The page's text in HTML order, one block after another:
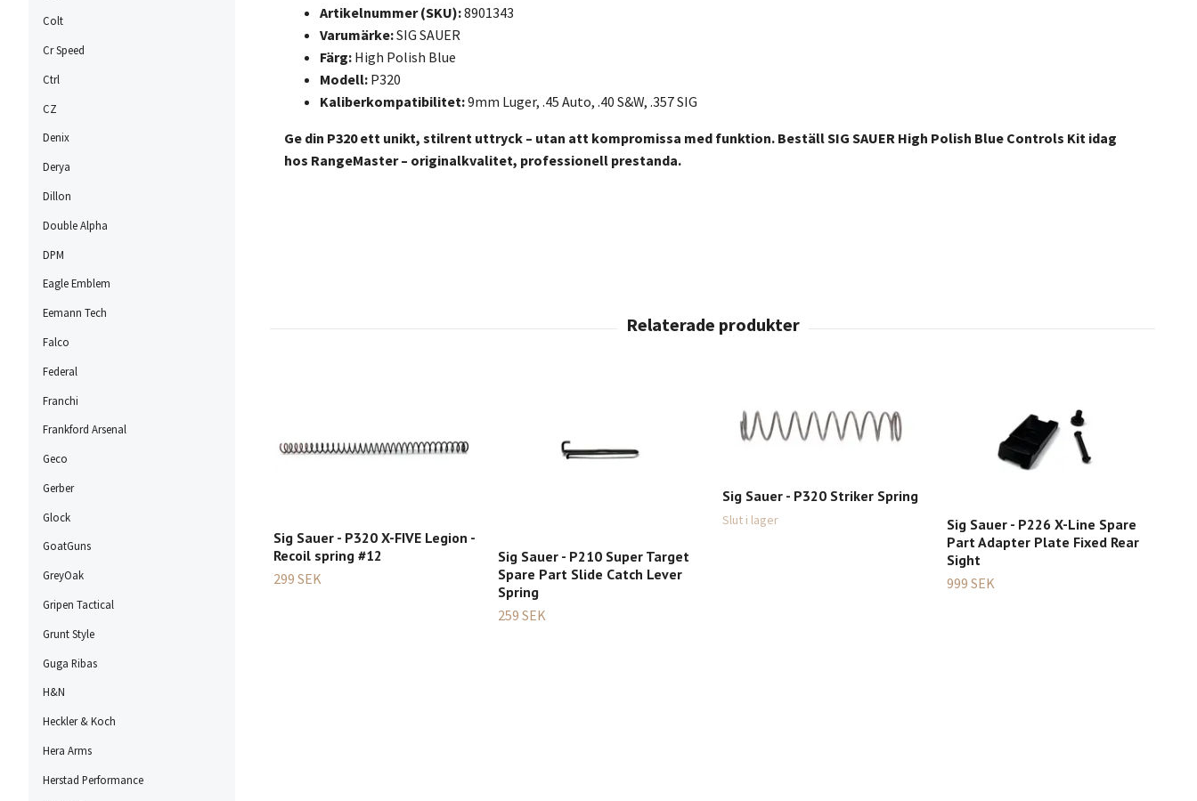
Colt
Cr Speed
Ctrl
CZ
Denix
Derya
Dillon
Double Alpha
DPM
Eagle Emblem
Eemann Tech
Falco
Federal
Franchi
Frankford Arsenal
Geco
Gerber
Glock
GoatGuns
GreyOak
Gripen Tactical
Grunt Style
Guga Ribas
H&N
Heckler & Koch
Hera Arms
Herstad Performance
Artikelnummer (SKU):8901343
Varumärke:SIG SAUER
Färg: High Polish Blue
Modell: P320
Kaliberkompatibilitet:9mm Luger, .45 Auto, .40 S&W, .357 SIG
Ge din P320 ett unikt, stilrent uttryck – utan att kompromissa med funktion. Beställ SIG SAUER High Polish Blue Controls Kit idag
hos RangeMaster – originalkvalitet, professionell prestanda.
Sig Sauer - P320 X-FIVE Legion -
Recoil spring #12
299 SEK
Sig Sauer - P210 Super Target
Spare Part Slide Catch Lever
Spring
259 SEK
Sig Sauer - P320 Striker Spring
Slut i lager
Sig Sauer - P226 X-Line Spare
Part Adapter Plate Fixed Rear
Sight
999 SEK